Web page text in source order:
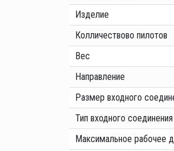
Изделие
Колличествово пилотов
Вес
Направление
Размер входного
Тип входного соединения
Максимальное рабочее